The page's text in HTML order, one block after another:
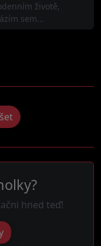
životě,
sem...
hned teď!